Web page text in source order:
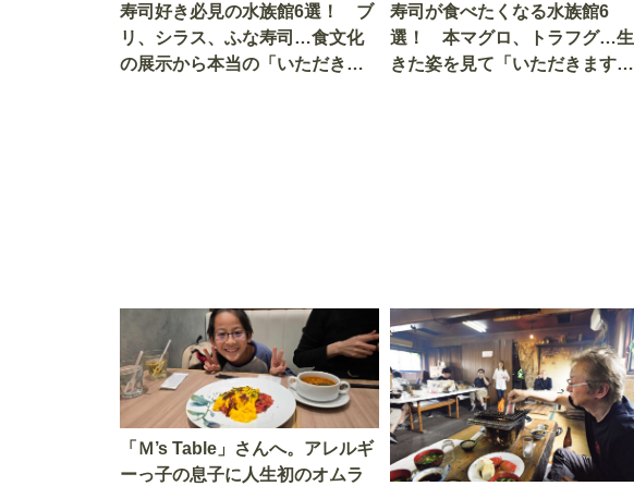
寿司好き必見の水族館6選！ ブ
リ、シラス、ふな寿司…食文化
の展示から本当の「いただきま
寿司が食べたくなる水族館6
選！ 本マグロ、トラフグ…生
きた姿を見て「いただきます」
「Ｍ’s Table」さんへ。アレルギ
ーっ子の息子に人生初のオムラ